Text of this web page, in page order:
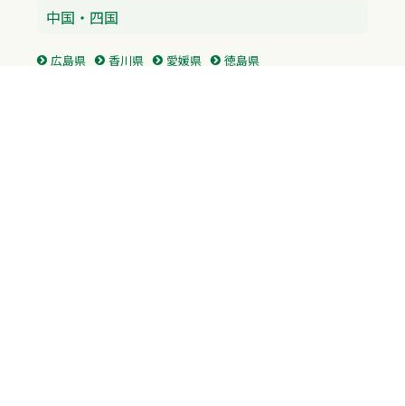
中国・四国
広島県 香川県 愛媛県 徳島県